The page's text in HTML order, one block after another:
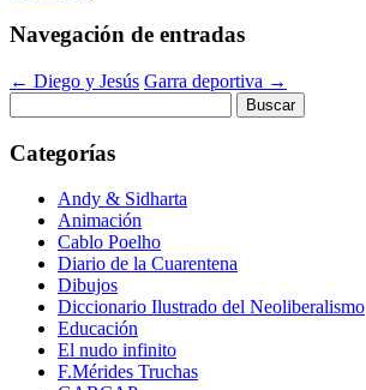
Navegación de entradas
← Diego y Jesús Garra deportiva →
Categorías
Andy & Sidharta
Animación
Cablo Poelho
Diario de la Cuarentena
Dibujos
Diccionario Ilustrado del Neoliberalismo
Educación
El nudo infinito
F.Mérides Truchas